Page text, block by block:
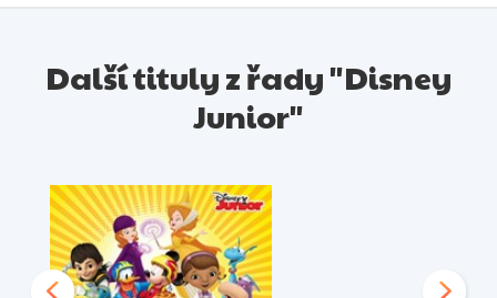
Další tituly z řady "Disney
Junior"